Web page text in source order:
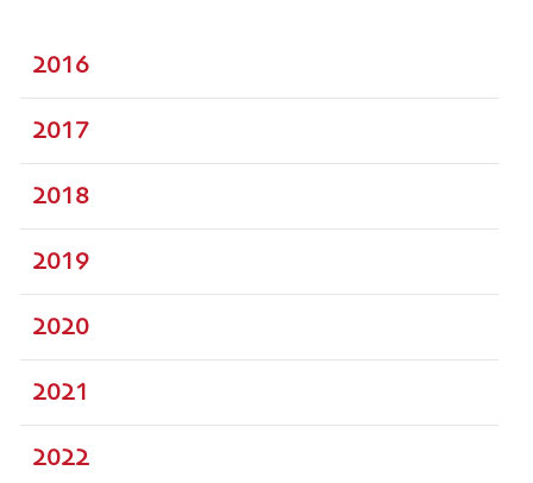
2016
2017
2018
2019
2020
2021
2022